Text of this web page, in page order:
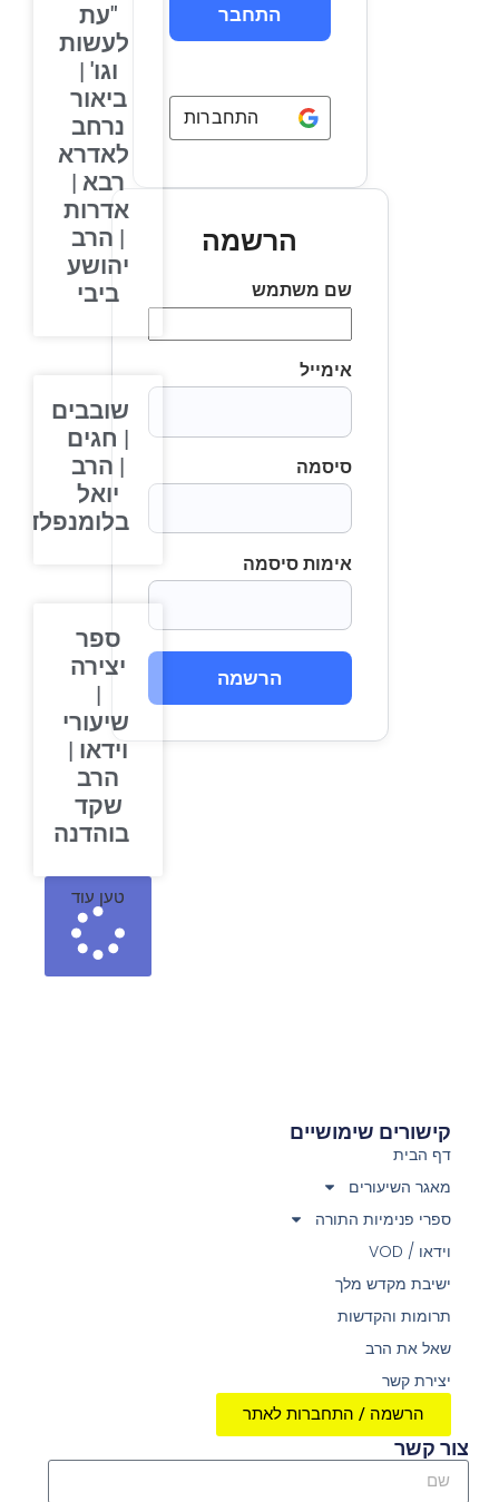
התחברות באמצעות Google
הרשמה
שם משתמש
אימייל
סיסמה
אימות סיסמה
הרשמה
"עת
לעשות
וגו' |
ביאור
נרחב
לאדרא
רבא |
אדרות
| הרב
יהושע
ביבי
שובבים
| חגים
| הרב
יואל
בלומנפלד
ספר
יצירה
שיעורי
וידאו |
הרב
שקד
בוהדנה
טען עוד
קישורים שימושיים
דף הבית
מאגר השיעורים
ספרי פנימיות התורה
וידאו / VOD
ישיבת מקדש מלך
תרומות והקדשות
שאל את הרב
יצירת קשר
הרשמה / התחברות לאתר
צור קשר